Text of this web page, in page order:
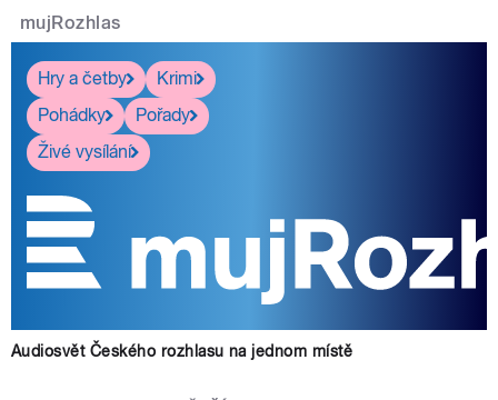
mujRozhlas
Hry a četby
Krimi
Pohádky
Pořady
Živé vysílání
Audiosvět Českého rozhlasu na jednom místě